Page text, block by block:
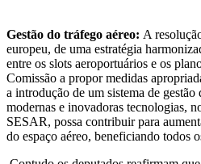
Gestão do tráfego aéreo: A
europeu, de uma estratégia
entre os slots aeroportuários e os
Comissão a propor medidas
a introdução de um sistema de gestão
modernas e inovadoras tecnologias,
SESAR, possa contribuir para
do espaço aéreo, beneficiando todos